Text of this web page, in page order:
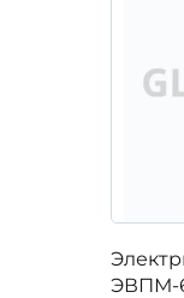
ЭВПМ-